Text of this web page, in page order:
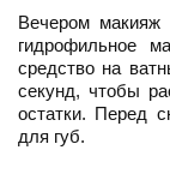
Вечером макияж
гидрофильное
средство на
секунд, чтобы
остатки. Перед
для губ.